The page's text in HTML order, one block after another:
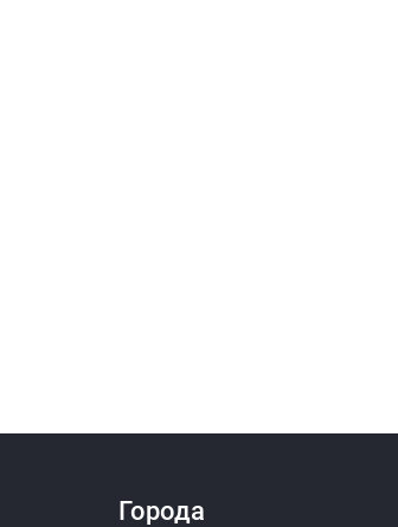
Города